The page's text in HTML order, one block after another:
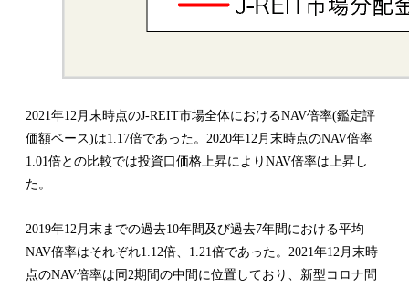
2021年12月末時点のJ-REIT市場全体におけるNAV倍率(鑑定評
価額ベース)は1.17倍であった。2020年12月末時点のNAV倍率
1.01倍との比較では投資口価格上昇によりNAV倍率は上昇し
た。
2019年12月末までの過去10年間及び過去7年間における平均
NAV倍率はそれぞれ1.12倍、1.21倍であった。2021年12月末時
点のNAV倍率は同2期間の中間に位置しており、新型コロナ問